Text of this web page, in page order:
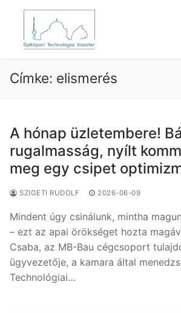
Ugrás
tartalomra
Címke: elismerés
A hónap üzletembere!
rugalmasság, nyílt
meg egy csipet
SZIGETI RUDOLF 2026-06-09
Mindent úgy csinálunk, mintha
– ezt az apai örökséget hozta
Csaba, az MB-Bau cégcsoport
ügyvezetője, a kamara által
Technológiai…